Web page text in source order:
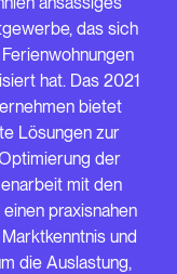
das sich
hat. Das 2021
bietet
Lösungen zur
der
mit den
praxisnahen
und
die Auslastung,